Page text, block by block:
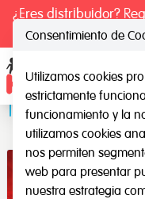
¿Eres distribuidor?
Tiras HenBea
Consentimiento de
Utilizamos cookies
estrictamente
funcionamiento y la
utilizamos cookies
nos permiten
web para presentar
nuestra estrategia